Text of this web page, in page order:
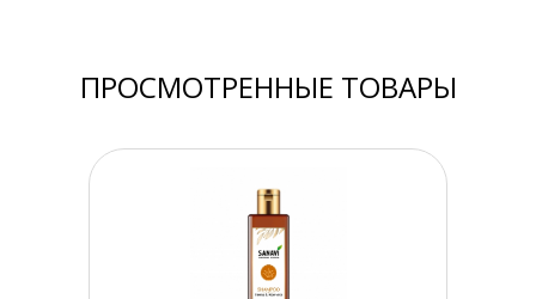
ПРОСМОТРЕННЫЕ ТОВАРЫ